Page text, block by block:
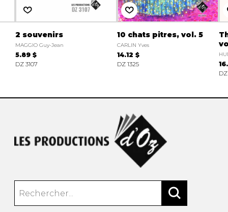
2 souvenirs
MAGGIO Guy-Jean
5.89 $
DZ 3107
10 chats pitres, vol. 5
CARLIN Yves
14.12 $
DZ 1325